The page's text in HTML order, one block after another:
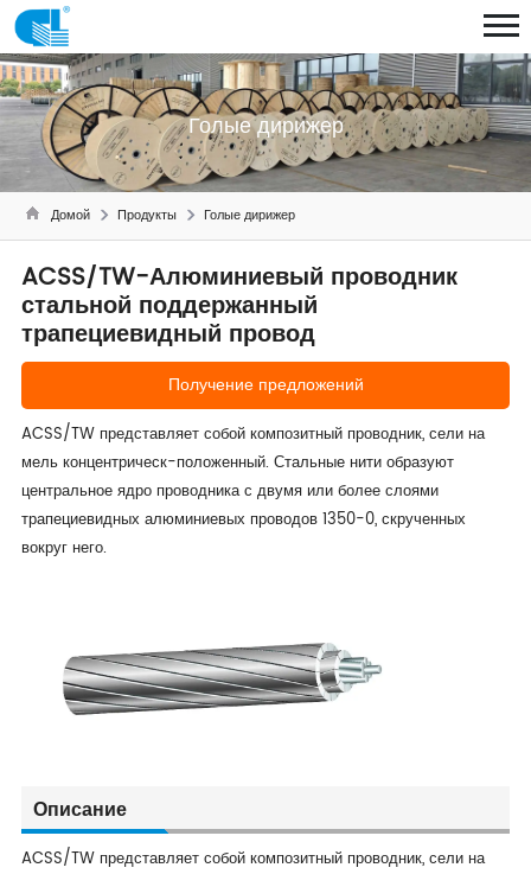
Голые дирижер
Домой Продукты Голые дирижер
ACSS/TW-Алюминиевый проводник
стальной поддержанный
трапециевидный провод
Получение предложений
ACSS/TW представляет собой композитный проводник, сели на
мель концентрическ-положенный. Стальные нити образуют
центральное ядро проводника с двумя или более слоями
трапециевидных алюминиевых проводов 1350-0, скрученных
вокруг него.
Описание
ACSS/TW представляет собой композитный проводник, сели на